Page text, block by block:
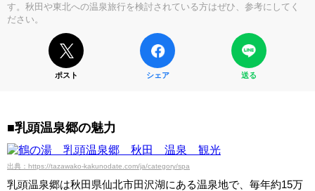
す。秋田や東北への温泉旅行を検討されている方はぜひ、参考にしてく
ださい。
ポスト シェア 送る
■乳頭温泉郷の魅力
出典：https://tazawako-kakunodate.com/ja/category/spa
乳頭温泉郷は秋田県仙北市田沢湖にある温泉地で、毎年約15万